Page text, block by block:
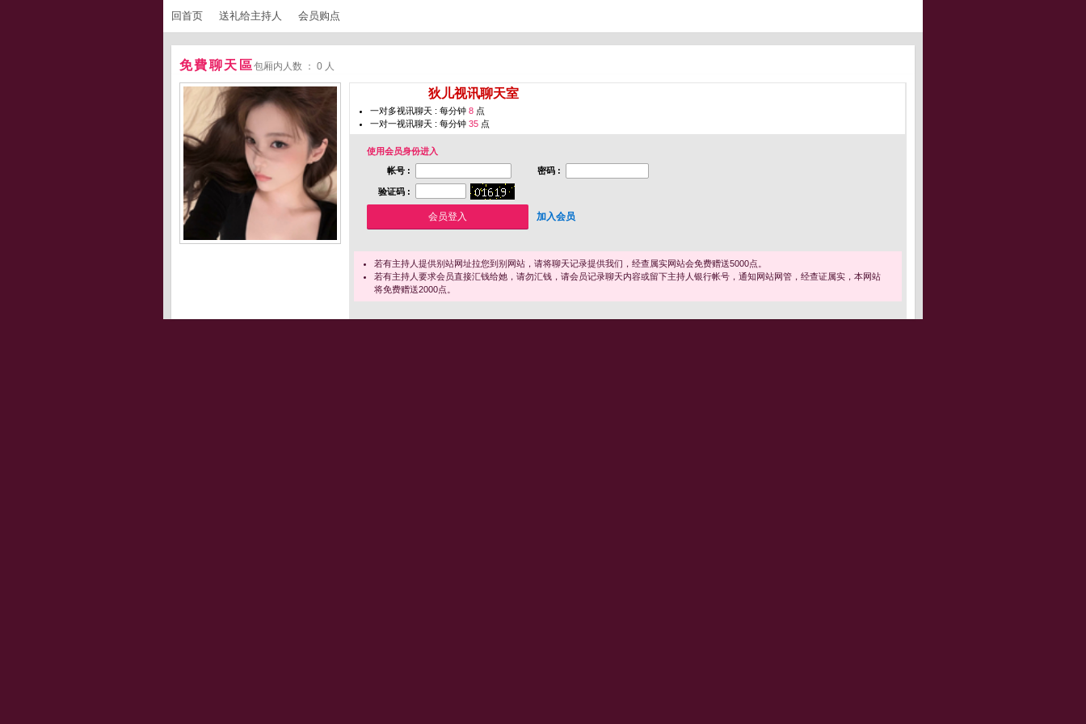
回首页 送礼给主持人 会员购点
免費聊天區包厢内人数 ： 0 人
狄儿视讯聊天室
一对多视讯聊天 : 每分钟 8 点
一对一视讯聊天 : 每分钟 35 点
使用会员身份进入
帐号 :
密码 :
验证码 :
加入会员
若有主持人提供别站网址拉您到别网站，请将聊天记录提供我们，经查属实网站会免费赠送5000点。
若有主持人要求会员直接汇钱给她，请勿汇钱，请会员记录聊天内容或留下主持人银行帐号，通知网站网管，经查证属实，本网站
将免费赠送2000点。